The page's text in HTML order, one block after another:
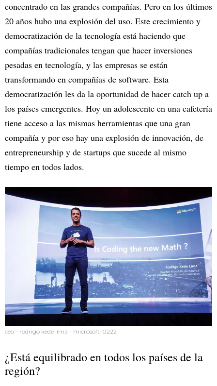
concentrado en las grandes compañías. Pero en los últimos
20 años hubo una explosión del uso. Este crecimiento y
democratización de la tecnología está haciendo que
compañías tradicionales tengan que hacer inversiones
pesadas en tecnología, y las empresas se están
transformando en compañías de software. Esta
democratización les da la oportunidad de hacer catch up a
los países emergentes. Hoy un adolescente en una cafetería
tiene acceso a las mismas herramientas que una gran
compañía y por eso hay una explosión de innovación, de
entrepreneurship y de startups que sucede al mismo
tiempo en todos lados.
ceo - rodrigo kede lima - microsoft-0222
¿Está equilibrado en todos los países de la
región?